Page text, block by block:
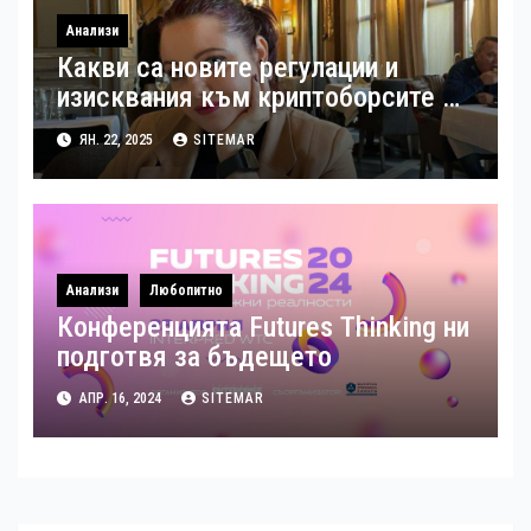
Анализи
Какви са новите регулации и
изисквания към криптоборсите в
ЕС: Прозрачност или
предизвикателство?
ЯН. 22, 2025 SITEMAR
Анализи Любопитно
Конференцията Futures Thinking ни
подготвя за бъдещето
АПР. 16, 2024 SITEMAR